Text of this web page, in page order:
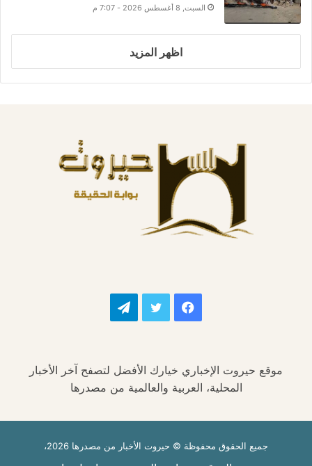
السبت, 8 أغسطس 2026 - 7:07 م
اظهر المزيد
فيسبوك تويتر تيلقرام
موقع حيروت الإخباري خيارك الأفضل لتصفح آخر الأخبار
المحلية، العربية والعالمية من مصدرها
جميع الحقوق محفوظة © حيروت الأخبار من مصدرها 2026،